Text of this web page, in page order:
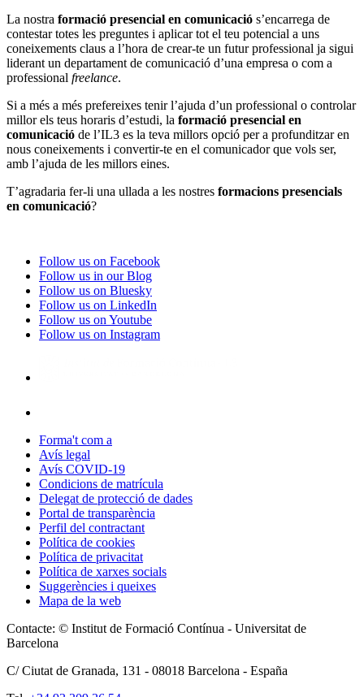
La nostra formació presencial en comunicació s’encarrega de
contestar totes les preguntes i aplicar tot el teu potencial a uns
coneixements claus a l’hora de crear-te un futur professional ja sigui
liderant un departament de comunicació d’una empresa o com a
professional freelance.
Si a més a més prefereixes tenir l’ajuda d’un professional o controlar
millor els teus horaris d’estudi, la formació presencial en
comunicació de l’IL3 es la teva millors opció per a profunditzar en
nous coneixements i convertir-te en el comunicador que vols ser,
amb l’ajuda de les millors eines.
T’agradaria fer-li una ullada a les nostres formacions presencials
en comunicació?
Follow us on Facebook
Follow us in our Blog
Follow us on Bluesky
Follow us on LinkedIn
Follow us on Youtube
Follow us on Instagram
Forma't com a
Avís legal
Avís COVID-19
Condicions de matrícula
Delegat de protecció de dades
Portal de transparència
Perfil del contractant
Política de cookies
Política de privacitat
Política de xarxes socials
Suggerències i queixes
Mapa de la web
Contacte: © Institut de Formació Contínua - Universitat de
Barcelona
C/ Ciutat de Granada, 131 - 08018 Barcelona - España